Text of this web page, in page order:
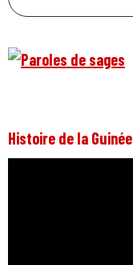
Histoire de la Guinée